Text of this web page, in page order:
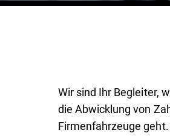
Wir sind Ihr Begleiter,
die Abwicklung von
Firmenfahrzeuge